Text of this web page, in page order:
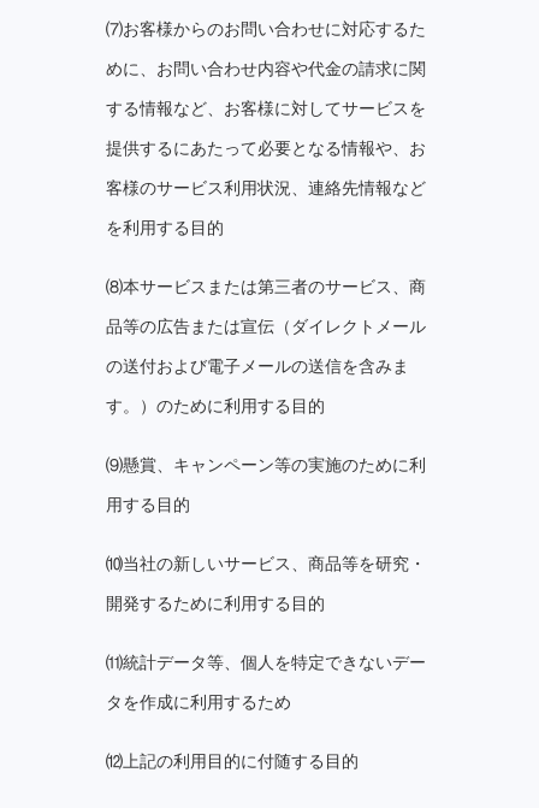
⑺お客様からのお問い合わせに対応するた
めに、お問い合わせ内容や代⾦の請求に関
する情報など、お客様に対してサービスを
提供するにあたって必要となる情報や、お
客様のサービス利⽤状況、連絡先情報など
を利⽤する⽬的
⑻本サービスまたは第三者のサービス、商
品等の広告または宣伝（ダイレクトメール
の送付および電子メールの送信を含みま
す。）のために利用する目的
⑼懸賞、キャンペーン等の実施のために利
用する目的
⑽当社の新しいサービス、商品等を研究・
開発するために利用する目的
⑾統計データ等、個人を特定できないデー
タを作成に利用するため
⑿上記の利⽤⽬的に付随する⽬的